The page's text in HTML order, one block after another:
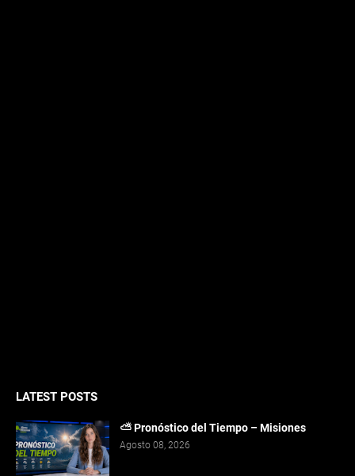
LATEST POSTS
⛅ Pronóstico del Tiempo – Misiones
Agosto 08, 2026